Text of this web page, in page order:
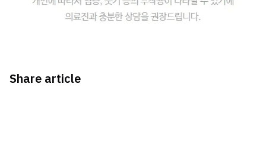
Share article